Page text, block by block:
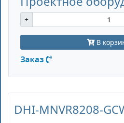
+
В
Заказ
DHI-MNVR8208-